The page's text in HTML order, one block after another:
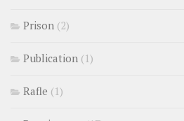
Prison (2)
Publication (1)
Rafle (1)